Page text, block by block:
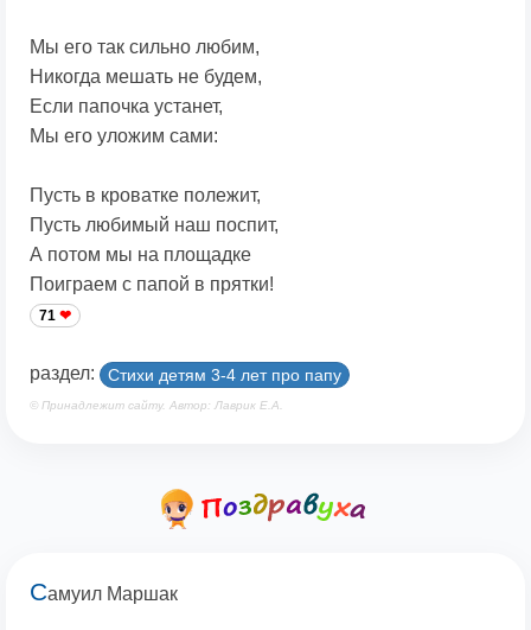
Мы его так сильно любим,
Никогда мешать не будем,
Если папочка устанет,
Мы его уложим сами:
Пусть в кроватке полежит,
Пусть любимый наш поспит,
А потом мы на площадке
Поиграем с папой в прятки!
71
раздел: Cтихи детям 3-4 лет про папу
© Принадлежит сайту. Автор: Лаврик Е.А.
Самуил Маршак